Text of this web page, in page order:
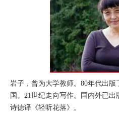
岩子，曾为大学教师。80年代出
国。21世纪走向写作。国内外已
诗德译《轻听花落》。